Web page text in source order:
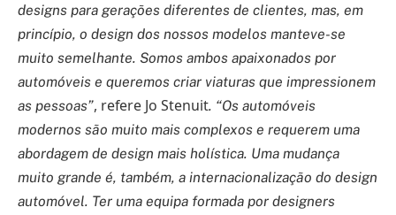
designs para gerações diferentes de clientes, mas, em
princípio, o design dos nossos modelos manteve-se
muito semelhante. Somos ambos apaixonados por
automóveis e queremos criar viaturas que impressionem
as pessoas”, refere Jo Stenuit. “Os automóveis
modernos são muito mais complexos e requerem uma
abordagem de design mais holística. Uma mudança
muito grande é, também, a internacionalização do design
automóvel. Ter uma equipa formada por designers